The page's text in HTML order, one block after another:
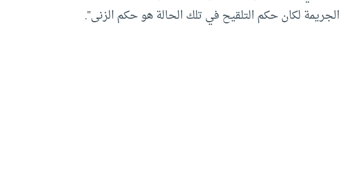
لكان حكم التلقيح في تلك الحالة هو حكم الزنى”.